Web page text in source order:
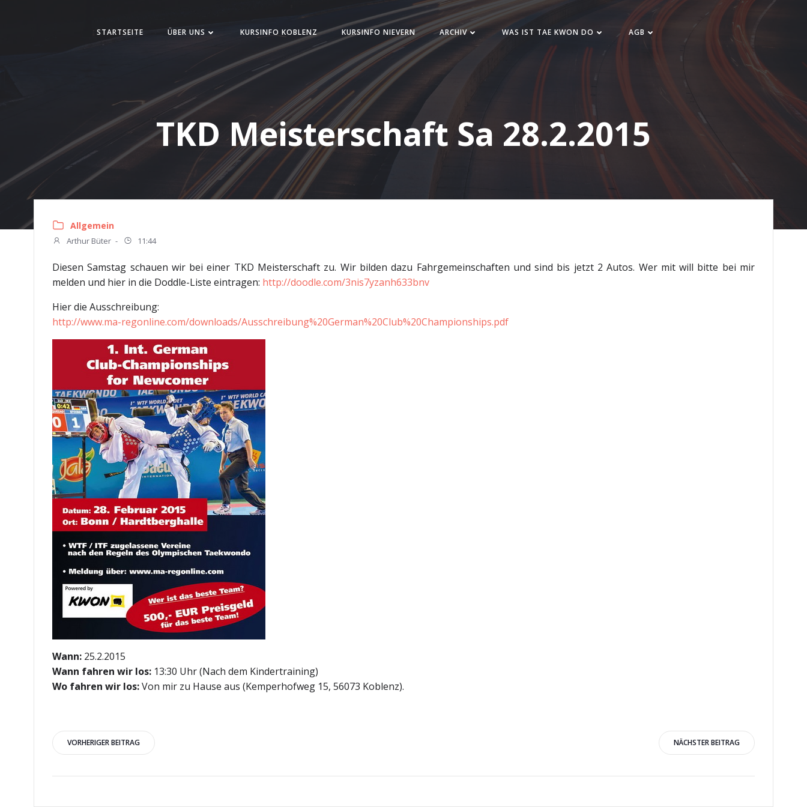
STARTSEITE ÜBER UNS KURSINFO KOBLENZ KURSINFO NIEVERN ARCHIV WAS IST TAE KWON DO AGB
TKD Meisterschaft Sa 28.2.2015
Allgemein
Arthur Büter - 11:44
Diesen Samstag schauen wir bei einer TKD Meisterschaft zu. Wir bilden dazu Fahrgemeinschaften und sind bis jetzt 2 Autos. Wer mit will bitte bei mir
melden und hier in die Doddle-Liste eintragen: http://doodle.com/3nis7yzanh633bnv
Hier die Ausschreibung:
http://www.ma-regonline.com/downloads/Ausschreibung%20German%20Club%20Championships.pdf
Wann: 25.2.2015
Wann fahren wir los: 13:30 Uhr (Nach dem Kindertraining)
Wo fahren wir los:Von mir zu Hause aus (Kemperhofweg 15, 56073 Koblenz).
Beitragsnavigation
VORHERIGER BEITRAG NÄCHSTER BEITRAG